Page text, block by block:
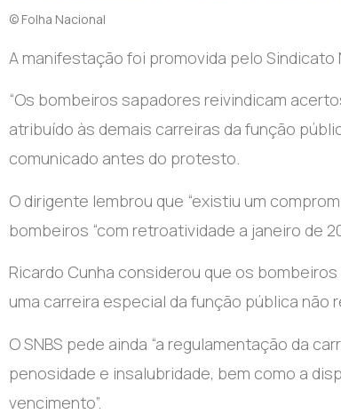
© Folha Nacional
A manifestação foi promovida pelo Sindicato
“Os bombeiros sapadores reivindicam
atribuído às demais carreiras da função
comunicado antes do protesto.
O dirigente lembrou que “existiu um
bombeiros “com retroatividade a janeiro de
Ricardo Cunha considerou que os
uma carreira especial da função pública não
O SNBS pede ainda “a regulamentação da
penosidade e insalubridade, bem como a
vencimento”.